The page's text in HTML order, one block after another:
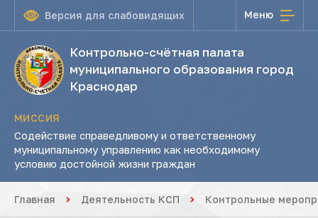
Версия для слабовидящих Меню
Контрольно-счётная палата
муниципального образования город
Краснодар
МИССИЯ
Содействие справедливому и ответственному
муниципальному управлению как необходимому
условию достойной жизни граждан
Главная Деятельность КСП Контрольные